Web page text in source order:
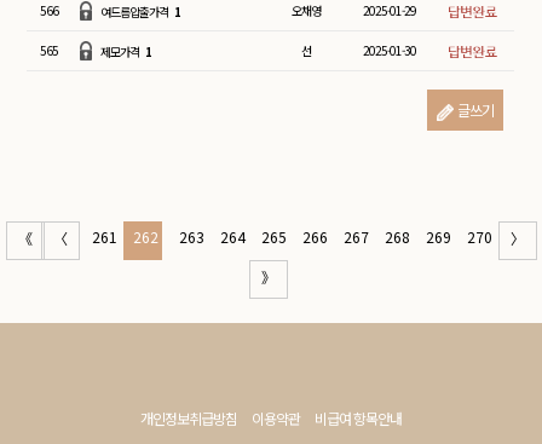
566 여드름압출가격 1 오채영 2025-01-29
565 제모가격 1 선 2025-01-30
글쓰기
《 〈 261 262 263 264 265 266 267 268 269 270
〉
》
개인정보취급방침 이용약관 비급여 항목안내